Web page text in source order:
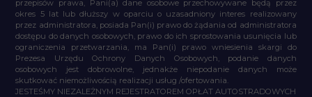
przepisów prawa, Pani(a) dane osobowe przechowywane będą przez
okres 5 lat lub dłuższy w oparciu o uzasadniony interes realizowany
przez administratora, posiada Pan(i) prawo do żądania od administratora
dostępu do danych osobowych, prawo do ich sprostowania usunięcia lub
ograniczenia przetwarzania, ma Pan(i) prawo wniesienia skargi do
Prezesa Urzędu Ochrony Danych Osobowych, podanie danych
osobowych jest dobrowolne, jednakże niepodanie danych może
skutkować niemożliwością realizacji usług /ofertowania.
JESTEŚMY NIEZALEŻNYM REJESTRATOREM OPŁAT AUTOSTRADOWYCH